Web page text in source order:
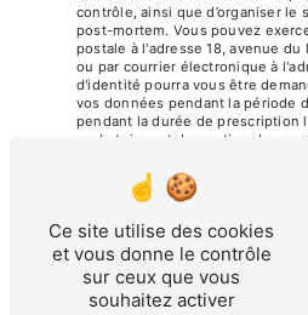
contrôle, ainsi que d’organiser le
post-mortem. Vous pouvez
postale à l'adresse 18, avenue
ou par courrier électronique à
d'identité pourra vous être
vos données pendant la période
pendant la durée de prescription
probatoires et de gestion des
droit de vous inscrire sur la liste
démarchage téléphonique,
Bloctel.gouv.fr. Consultez le site
Ce site utilise des cookies
et vous donne le contrôle
sur ceux que vous
souhaitez activer